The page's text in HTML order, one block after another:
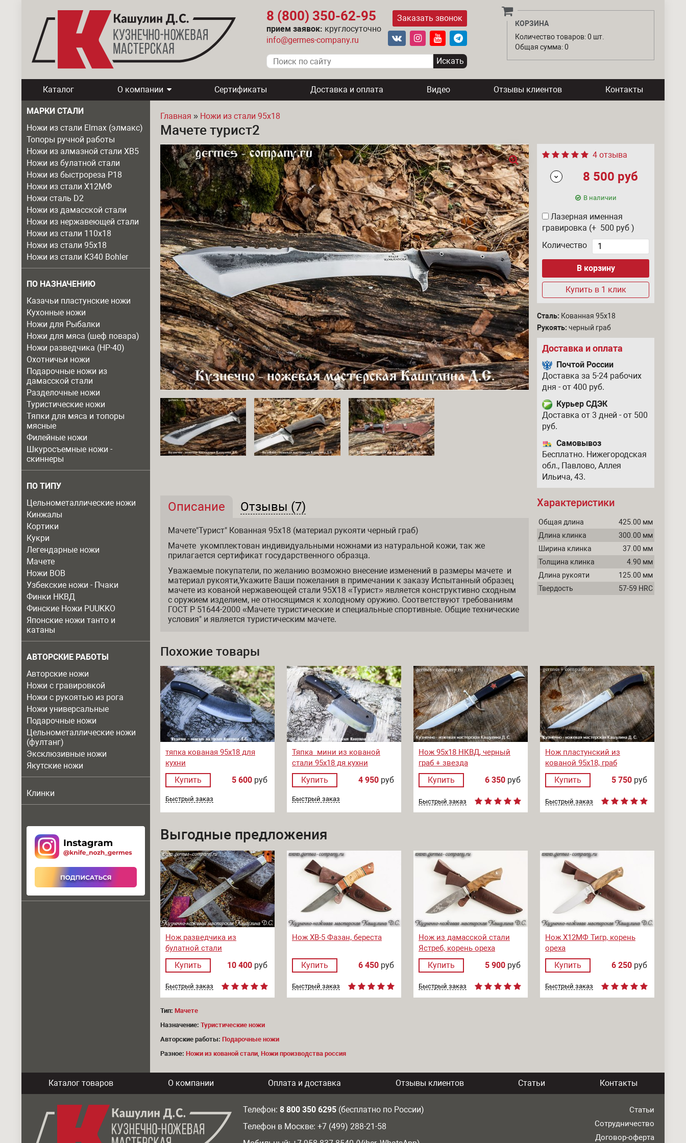
8 (800) 350-62-95
прием заявок: круглосуточно
info@germes-company.ru
Заказать звонок
КОРЗИНА
Количество товаров: 0 шт.
Общая сумма: 0
Каталог О компании Сертификаты Доставка и оплата Видео Отзывы клиентов Контакты
МАРКИ СТАЛИ
Ножи из стали Elmax (элмакс)
Топоры ручной работы
Ножи из алмазной стали ХВ5
Ножи из булатной стали
Ножи из быстрореза Р18
Ножи из стали Х12МФ
Ножи сталь D2
Ножи из дамасской стали
Ножи из нержавеющей стали
Ножи из стали 110х18
Ножи из стали 95х18
Ножи из стали К340 Bohler
ПО НАЗНАЧЕНИЮ
Казачьи пластунские ножи
Кухонные ножи
Ножи для Рыбалки
Ножи для мяса (шеф повара)
Ножи разведчика (НР-40)
Охотничьи ножи
Подарочные ножи из
дамасской стали
Разделочные ножи
Туристические ножи
Тяпки для мяса и топоры
мясные
Филейные ножи
Шкуросъемные ножи -
скиннеры
ПО ТИПУ
Цельнометаллические ножи
Кинжалы
Кортики
Кукри
Легендарные ножи
Мачете
Ножи ВОВ
Узбекские ножи - Пчаки
Финки НКВД
Финские Ножи PUUKKO
Японские ножи танто и
катаны
АВТОРСКИЕ РАБОТЫ
Авторские ножи
Ножи с гравировкой
Ножи с рукоятью из рога
Ножи универсальные
Подарочные ножи
Цельнометаллические ножи
(фултанг)
Эксклюзивные ножи
Якутские ножи
Клинки
Вы здесь
Главная » Ножи из стали 95х18
Мачете турист2
4 отзыва
8 500 руб
В наличии
Лазерная именная
гравировка (+ 500 руб )
Количество
Купить в 1 клик
Сталь: Кованная 95х18
Рукоять:черный граб
Доставка и оплата
Почтой России
Доставка за 5-24 рабочих
дня - от 400 руб.
Курьер СДЭК
Доставка от 3 дней - от 500
руб.
Самовывоз
Бесплатно. Нижегородская
обл., Павлово, Аллея
Ильича, 43.
Описание и отзывы
Описание (активная вкладка)
Отзывы (7)
Мачете"Турист" Кованная 95х18 (материал рукояти черный граб)
Мачете укомплектован индивидуальными ножнами из натуральной кожи, так же
прилагается сертификат государственного образца.
Уважаемые покупатели, по желанию возможно внесение изменений в размеры мачете и
материал рукояти,Укажите Ваши пожелания в примечании к заказу Испытанный образец
мачете из кованой нержавеющей стали 95Х18 «Турист» является конструктивно сходным
с оружием изделием, не относящимся к холодному оружию. Соответствуют требованиям
ГОСТ Р 51644-2000 «Мачете туристические и специальные спортивные. Общие технические
условия" и является туристическим мачете.
Характеристики
Общая длина
425.00 мм
Длина клинка
300.00 мм
Ширина клинка
37.00 мм
Толщина клинка
4.90 мм
Длина рукояти
125.00 мм
Твердость
57-59 HRC
Похожие товары
тяпка кованая 95х18 для
кухни
Купить 5 600 руб
Быстрый заказ
Тяпка мини из кованой
стали 95х18 дя кухни
Купить 4 950 руб
Быстрый заказ
Нож 95х18 НКВД, черный
граб + звезда
Купить 6 350 руб
Быстрый заказ
Нож пластунский из
кованой 95х18, граб
Купить 5 750 руб
Быстрый заказ
Выгодные предложения
Нож разведчика из
булатной стали
Купить 10 400 руб
Быстрый заказ
Нож ХВ-5 Фазан, береста
Купить 6 450 руб
Быстрый заказ
Нож из дамасской стали
Ястреб, корень ореха
Купить 5 900 руб
Быстрый заказ
Нож Х12МФ Тигр, корень
ореха
Купить 6 250 руб
Быстрый заказ
Тип: Мачете
Назначение: Туристические ножи
Авторские работы: Подарочные ножи
Разное: Ножи из кованой стали Ножи производства россия
Каталог товаров О компании Оплата и доставка Отзывы клиентов Статьи Контакты
Телефон: 8 800 350 6295(бесплатно по России)
Телефон в Москве: +7 (499) 288-21-58
Статьи
Сотрудничество
Договор-оферта